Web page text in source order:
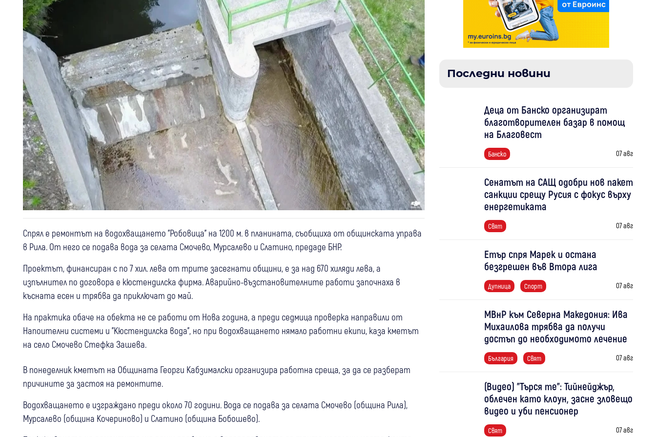
Спрял е ремонтът на водохващането "Робовица" на 1200 м. в планината, съобщиха от общинската управа
в Рила. От него се подава вода за селата Смочево, Мурсалево и Слатино, предаде БНР.
Проектът, финансиран с по 7 хил. лева от трите засегнати общини, е за над 670 хиляди лева, а
изпълнител по договора е кюстендилска фирма. Аварийно-възстановителните работи започнаха в
късната есен и трябва да приключат до май.
На практика обаче на обекта не се работи от Нова година, а преди седмица проверка направили от
Напоителни системи и "Кюстендилска вода", но при водохващането нямало работни екипи, каза кметът
на село Смочево Стефка Зашева.
В понеделник кметът на Общината Георги Кабзималски организира работна среща, за да се разберат
причините за застоя на ремонтите.
Водохващането е изграждано преди около 70 години. Вода се подава за селата Смочево (община Рила),
Мурсалево (община Кочериново) и Слатино (община Бобошево).
Последни новини
Деца от Банско организират
благотворителен базар в помощ
на Благовест
Банско 07 авг
Сенатът на САЩ одобри нов пакет
санкции срещу Русия с фокус върху
енергетиката
Свят 07 авг
Етър спря Марек и остана
безгрешен във Втора лига
Дупница Спорт 07 авг
МВнР към Северна Македония: Ива
Михаилова трябва да получи
достъп до необходимото лечение
България Свят 07 авг
(Видео) "Търся те": Тийнейджър,
облечен като клоун, засне зловещо
видео и уби пенсионер
Свят 07 авг